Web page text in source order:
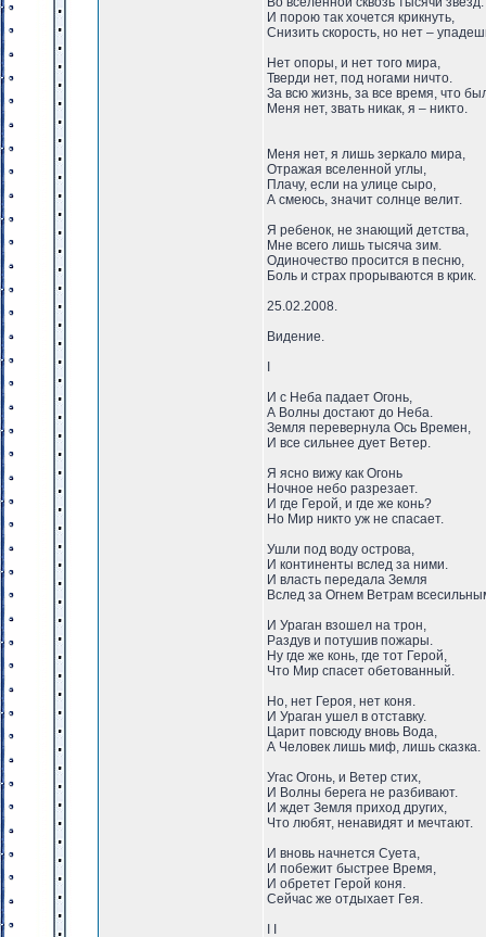
И порою так хочется крикнуть,
Снизить скорость, но нет –
Нет опоры, и нет того мира,
Тверди нет, под ногами ничто.
За всю жизнь, за все время, что
Меня нет, звать никак, я – никто.
Меня нет, я лишь зеркало мира,
Отражая вселенной углы,
Плачу, если на улице сыро,
А смеюсь, значит солнце велит.
Я ребенок, не знающий детства,
Мне всего лишь тысяча зим.
Одиночество просится в песню,
Боль и страх прорываются в крик.
25.02.2008.
Видение.
И с Неба падает Огонь,
А Волны достают до Неба.
Земля перевернула Ось Времен,
И все сильнее дует Ветер.
Я ясно вижу как Огонь
Ночное небо разрезает.
И где Герой, и где же конь?
Но Мир никто уж не спасает.
Ушли под воду острова,
И континенты вслед за ними.
И власть передала Земля
Вслед за Огнем Ветрам
И Ураган взошел на трон,
Раздув и потушив пожары.
Ну где же конь, где тот Герой,
Что Мир спасет обетованный.
Но, нет Героя, нет коня.
И Ураган ушел в отставку.
Царит повсюду вновь Вода,
А Человек лишь миф, лишь сказка.
Угас Огонь, и Ветер стих,
И Волны берега не разбивают.
И ждет Земля приход других,
Что любят, ненавидят и мечтают.
И вновь начнется Суета,
И побежит быстрее Время,
И обретет Герой коня.
Сейчас же отдыхает Гея.